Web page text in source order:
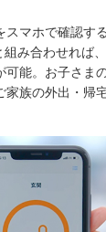
スマホで確認す
み合わせれば
可能。お子さま
家族の外出・帰